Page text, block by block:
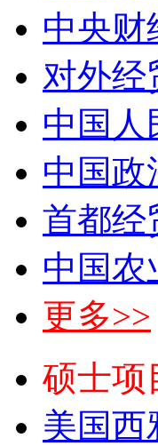
中央财
对外经
中国人
中国政
首都经
中国农
更多>>
硕士项
美国